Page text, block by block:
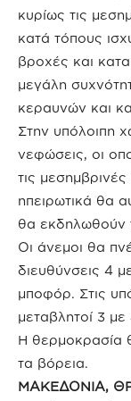
κυρίως τις
κατά τόπους
βροχές και
μεγάλη
κεραυνών και
Στην υπόλοιπη
νεφώσεις, οι
τις
ηπειρωτικά θα
θα εκδηλωθούν
Οι άνεμοι θα
διευθύνσεις 4
μποφόρ. Στις
μεταβλητοί 3
Η θερμοκρασία
τα βόρεια.
ΜΑΚΕΔΟΝΙΑ,